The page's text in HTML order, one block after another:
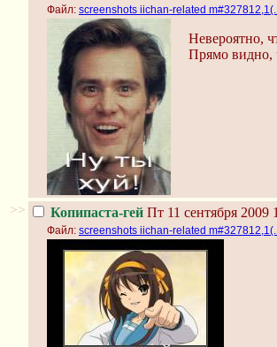
Файл: screenshots iichan-related
Невероятно,
Прямо видно,
>> Копипаста-гей Пт 11 сентября 2009
Файл: screenshots iichan-related